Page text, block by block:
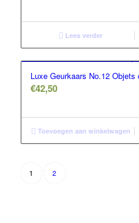
Lees verder
Luxe Geurkaars No.12 Objets
€42,50
Toevoegen aan winkelwagen
1 2